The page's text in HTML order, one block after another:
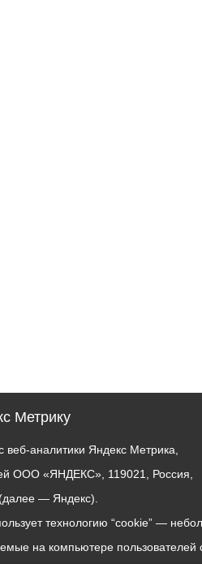
Метрику
веб-аналитики Яндекс Метрика,
ООО «ЯНДЕКС», 119021, Россия,
— Яндекс).
технологию “cookie” —
на компьютере пользователей